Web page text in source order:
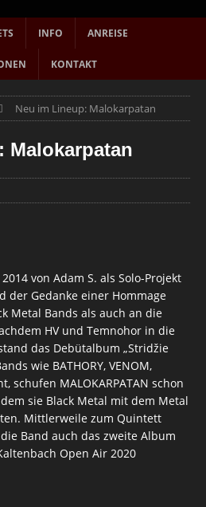
INFO ANREISE
KONTAKT
Neu im Lineup: Malokarpatan
Malokarpatan
von Adam S. als Solo-Projekt
der Gedanke einer Hommage
Metal Bands als auch an die
HV und Temnohor in die
das Debütalbum „Stridžie
wie BATHORY, VENOM,
schufen MALOKARPATAN schon
sie Black Metal mit dem Metal
Mittlerweile zum Quintett
Band auch das zweite Album
Open Air 2020